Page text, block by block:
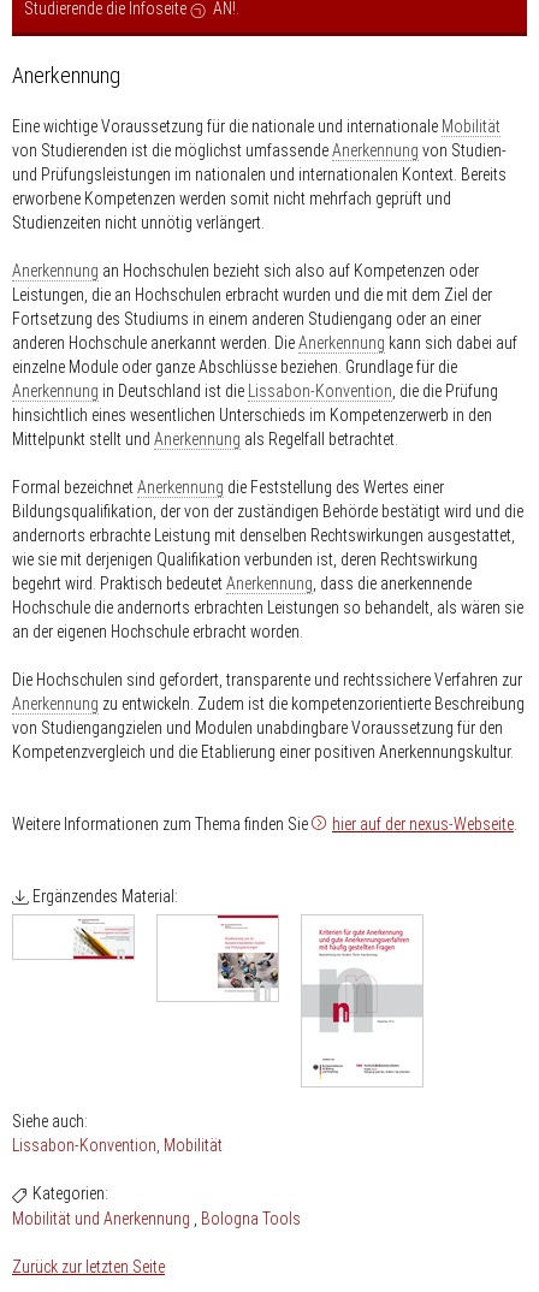
Studierende die Infoseite
AN!
Anerkennung
Eine wichtige Voraussetzung für die nationale und internationale Mobilität
von Studierenden ist die möglichst umfassendeAnerkennung von Studien-
und Prüfungsleistungen im nationalen und internationalen Kontext. Bereits
erworbene Kompetenzen werden somit nicht mehrfach geprüft und
Studienzeiten nicht unnötig verlängert.
Anerkennung an Hochschulen bezieht sich also auf Kompetenzen oder
Leistungen, die an Hochschulen erbracht wurden und die mit dem Ziel der
Fortsetzung des Studiums in einem anderen Studiengang oder an einer
anderen Hochschule anerkannt werden. DieAnerkennung kann sich dabei auf
einzelne Module oder ganze Abschlüsse beziehen. Grundlage für die
Anerkennung in Deutschland ist die Lissabon-Konvention , die die Prüfung
hinsichtlich eines wesentlichen Unterschieds im Kompetenzerwerb in den
Mittelpunkt stellt und Anerkennung als Regelfall betrachtet.
Formal bezeichnetAnerkennung die Feststellung des Wertes einer
Bildungsqualifikation, der von der zuständigen Behörde bestätigt wird und die
andernorts erbrachte Leistung mit denselben Rechtswirkungen ausgestattet,
wie sie mit derjenigen Qualifikation verbunden ist, deren Rechtswirkung
begehrt wird. Praktisch bedeutetAnerkennung , dass die anerkennende
Hochschule die andernorts erbrachten Leistungen so behandelt, als wären sie
an der eigenen Hochschule erbracht worden.
Die Hochschulen sind gefordert, transparente und rechtssichere Verfahren zur
Anerkennung zu entwickeln. Zudem ist die kompetenzorientierte Beschreibung
von Studiengangzielen und Modulen unabdingbare Voraussetzung für den
Kompetenzvergleich und die Etablierung einer positiven Anerkennungskultur.
Weitere Informationen zum Thema finden Sie hier auf der nexus-Webseite
Ergänzendes Material:
Siehe auch:
Lissabon-Konvention Mobilität
Kategorien:
Mobilität und Anerkennung
Bologna Tools
Zurück zur letzten Seite